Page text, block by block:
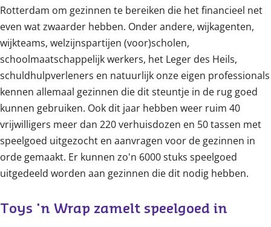
Rotterdam om gezinnen te bereiken die het financieel net
even wat zwaarder hebben. Onder andere, wijkagenten,
wijkteams, welzijnspartijen (voor)scholen,
schoolmaatschappelijk werkers, het Leger des Heils,
schuldhulpverleners en natuurlijk onze eigen professionals
kennen allemaal gezinnen die dit steuntje in de rug goed
kunnen gebruiken. Ook dit jaar hebben weer ruim 40
vrijwilligers meer dan 220 verhuisdozen en 50 tassen met
speelgoed uitgezocht en aanvragen voor de gezinnen in
orde gemaakt. Er kunnen zo'n 6000 stuks speelgoed
uitgedeeld worden aan gezinnen die dit nodig hebben.
Toys 'n Wrap zamelt speelgoed in